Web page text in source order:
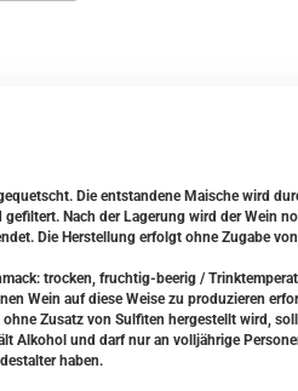
Die entstandene Maische wird
Nach der Lagerung wird der Wein
Die Herstellung erfolgt ohne Zugabe
trocken, fruchtig-beerig /
Wein auf diese Weise zu produzieren
Zusatz von Sulfiten hergestellt wird,
Alkohol und darf nur an volljährige
haben.